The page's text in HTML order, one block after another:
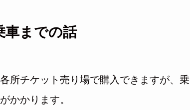
車までの話
所チケット売り場で購入できますが、乗
かかります。